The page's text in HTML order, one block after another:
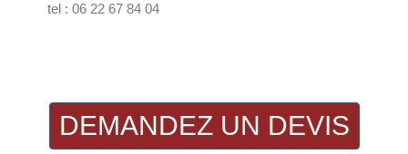
tel : 06 22 67 84 04
DEMANDEZ UN DEVIS